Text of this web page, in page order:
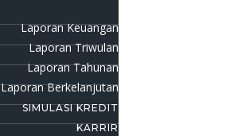
Laporan Keuangan
Laporan Triwulan
Laporan Tahunan
Laporan Berkelanjutan
SIMULASI KREDIT
KARRIR